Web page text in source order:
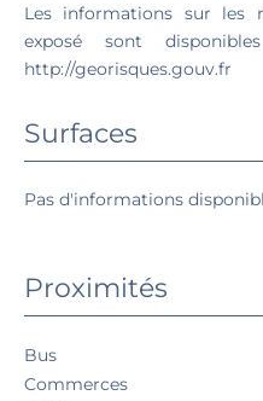
Les informations sur les
exposé sont
http://georisques.gouv.fr
Surfaces
Pas d'informations
Proximités
Bus
Commerces